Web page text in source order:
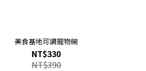
美食基地可調寵物碗
NT$330
NT$390